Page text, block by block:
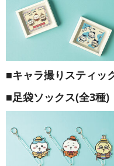
■キャラ撮りスティ
■足袋ソックス(全3